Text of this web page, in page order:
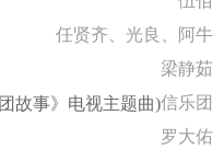
任贤齐、光良、阿牛
梁静茹
故事》电视主题曲)信乐团
罗大佑